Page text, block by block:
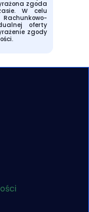
zgoda
W celu
oferty
zgody